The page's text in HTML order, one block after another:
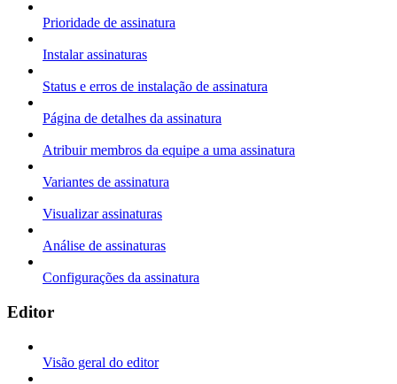
Prioridade de assinatura
Instalar assinaturas
Status e erros de instalação de assinatura
Página de detalhes da assinatura
Atribuir membros da equipe a uma assinatura
Variantes de assinatura
Visualizar assinaturas
Análise de assinaturas
Configurações da assinatura
Editor
Visão geral do editor